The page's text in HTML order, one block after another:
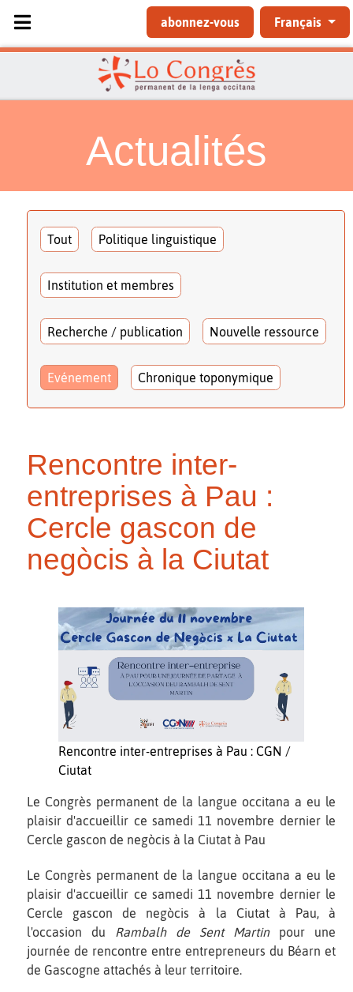
Sélectionnez votre langue
abonnez-vous Français
Actualités
Tout Politique linguistique
Institution et membres
Recherche / publication Nouvelle ressource
Evénement Chronique toponymique
Rencontre inter-
entreprises à Pau :
Cercle gascon de
negòcis à la Ciutat
Rencontre inter-entreprises à Pau : CGN /
Ciutat
Le Congrès permanent de la langue occitana a eu le
plaisir d'accueillir ce samedi 11 novembre dernier le
Cercle gascon de negòcis à la Ciutat à Pau
Le Congrès permanent de la langue occitana a eu le
plaisir d'accueillir ce samedi 11 novembre dernier le
Cercle gascon de negòcis à la Ciutat à Pau, à
l'occasion du
Rambalh de Sent Martinpour une
journée de rencontre entre entrepreneurs du Béarn et
de Gascogne attachés à leur territoire.